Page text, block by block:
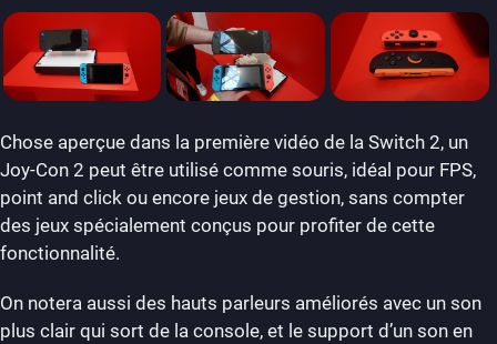
Chose aperçue dans la première vidéo de la Switch 2, un
Joy-Con 2 peut être utilisé comme souris, idéal pour FPS,
point and click ou encore jeux de gestion, sans compter
des jeux spécialement conçus pour profiter de cette
fonctionnalité.
On notera aussi des hauts parleurs améliorés avec un son
plus clair qui sort de la console, et le support d’un son en